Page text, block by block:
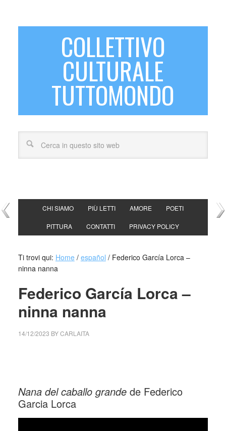
COLLETTIVO
CULTURALE
TUTTOMONDO
CHI SIAMO PIÙ LETTI AMORE POETI
PITTURA CONTATTI PRIVACY POLICY
Ti trovi qui: Home / español /Federico García Lorca –
ninna nanna
Federico García Lorca –
ninna nanna
14/12/2023 BYCARLAITA
Nana del caballo grandede Federico
Garcia Lorca